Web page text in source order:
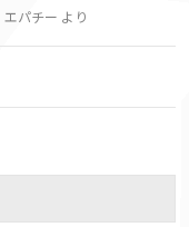
エパチー より